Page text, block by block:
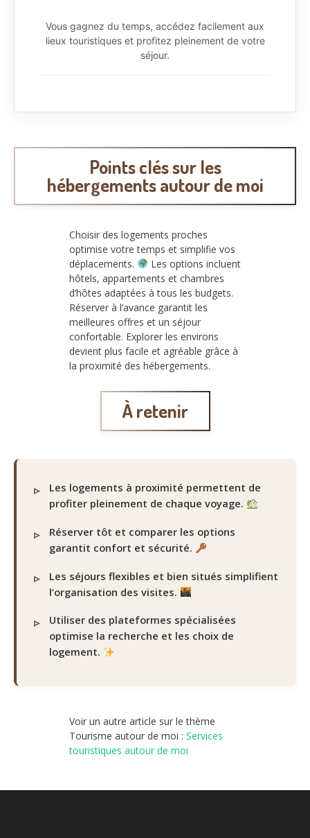
Vous gagnez du temps, accédez facilement aux
lieux touristiques et profitez pleinement de votre
séjour.
Points clés sur les
hébergements autour de moi
Choisir des logements proches
optimise votre temps et simplifie vos
déplacements.
Les options incluent
hôtels, appartements et chambres
d’hôtes adaptées à tous les budgets.
Réserver à l’avance garantit les
meilleures offres et un séjour
confortable. Explorer les environs
devient plus facile et agréable grâce à
la proximité des hébergements.
À retenir
Les logements à proximité permettent de
profiter pleinement de chaque voyage.
Réserver tôt et comparer les options
garantit confort et sécurité.
Les séjours flexibles et bien situés simplifient
l’organisation des visites.
Utiliser des plateformes spécialisées
optimise la recherche et les choix de
logement.
Voir un autre article sur le thème
Tourisme autour de moi : Services
touristiques autour de moi